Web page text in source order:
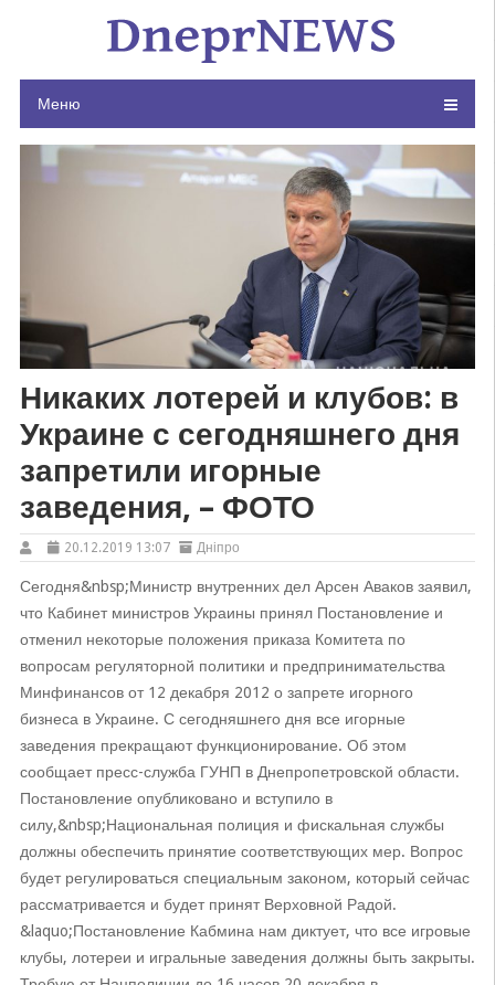
Меню
Никаких лотерей и клубов: в
Украине с сегодняшнего дня
запретили игорные
заведения, – ФОТО
20.12.2019 13:07 Дніпро
Сегодня&nbsp;Министр внутренних дел Арсен Аваков заявил,
что Кабинет министров Украины принял Постановление и
отменил некоторые положения приказа Комитета по
вопросам регуляторной политики и предпринимательства
Минфинансов от 12 декабря 2012 о запрете игорного
бизнеса в Украине. С сегодняшнего дня все игорные
заведения прекращают функционирование. Об этом
сообщает пресс-служба ГУНП в Днепропетровской области.
Постановление опубликовано и вступило в
силу,&nbsp;Национальная полиция и фискальная службы
должны обеспечить принятие соответствующих мер. Вопрос
будет регулироваться специальным законом, который сейчас
рассматривается и будет принят Верховной Радой.
&laquo;Постановление Кабмина нам диктует, что все игровые
клубы, лотереи и игральные заведения должны быть закрыты.